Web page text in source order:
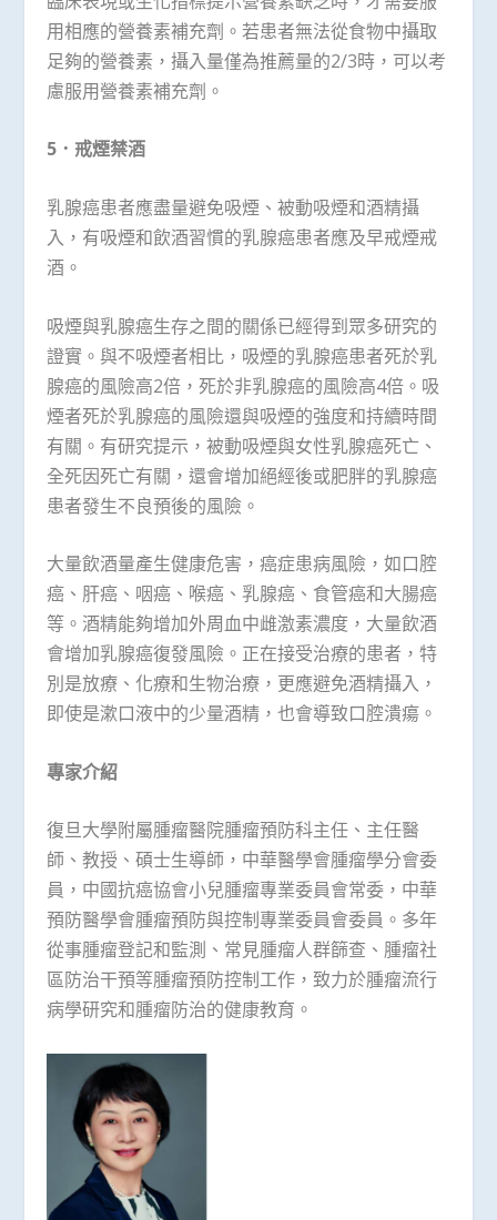
用相應的營養素補充劑。若患者無法從食物中攝取
足夠的營養素，攝入量僅為推薦量的2/3時，可以考
慮服用營養素補充劑。
5 ．戒煙禁酒
乳腺癌患者應盡量避免吸煙、被動吸煙和酒精攝
入，有吸煙和飲酒習慣的乳腺癌患者應及早戒煙戒
酒。
吸煙與乳腺癌生存之間的關係已經得到眾多研究的
證實。與不吸煙者相比，吸煙的乳腺癌患者死於乳
腺癌的風險高2倍，死於非乳腺癌的風險高4倍。吸
煙者死於乳腺癌的風險還與吸煙的強度和持續時間
有關。有研究提示，被動吸煙與女性乳腺癌死亡、
全死因死亡有關，還會增加絕經後或肥胖的乳腺癌
患者發生不良預後的風險。
大量飲酒量產生健康危害，癌症患病風險，如口腔
癌、肝癌、咽癌、喉癌、乳腺癌、食管癌和大腸癌
等。酒精能夠增加外周血中雌激素濃度，大量飲酒
會增加乳腺癌復發風險。正在接受治療的患者，特
別是放療、化療和生物治療，更應避免酒精攝入，
即使是漱口液中的少量酒精，也會導致口腔潰瘍。
專家介紹
復旦大學附屬腫瘤醫院腫瘤預防科主任、主任醫
師、教授、碩士生導師，中華醫學會腫瘤學分會委
員，中國抗癌協會小兒腫瘤專業委員會常委，中華
預防醫學會腫瘤預防與控制專業委員會委員。多年
從事腫瘤登記和監測、常見腫瘤人群篩查、腫瘤社
區防治干預等腫瘤預防控制工作，致力於腫瘤流行
病學研究和腫瘤防治的健康教育。